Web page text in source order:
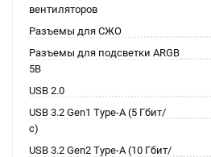
вентиляторов
Разъемы для СЖО
Разъемы для подсветки ARGB
5В
USB 2.0
USB 3.2 Gen1 Type-A (5 Гбит/
с)
USB 3.2 Gen2 Type-A (10 Гбит/